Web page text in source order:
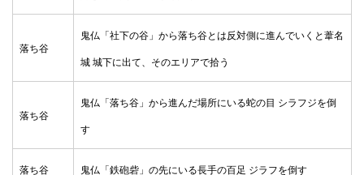
落ち谷
鬼仏「社下の谷」から落ち谷とは反対側に進んでいくと葦名
城 城下に出て、そのエリアで拾う
落ち谷
鬼仏「落ち谷」から進んだ場所にいる蛇の目 シラフジを倒
す
落ち谷 鬼仏「鉄砲砦」の先にいる長手の百足 ジラフを倒す